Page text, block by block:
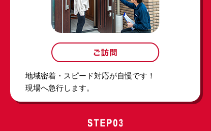
地域密着・スピード対応が自慢です！
現場へ急行します。